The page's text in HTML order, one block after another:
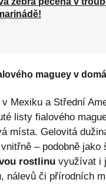
maguey v
Mexiku a Střední
listy fialového
místa. Gelovitá
– podobně jako
rostlinu využívat i
nálevů či přírodních